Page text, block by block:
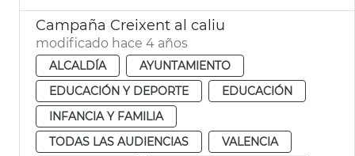
Campaña Creixent al caliu
modificado hace 4 años
ALCALDÍA
AYUNTAMIENTO
EDUCACIÓN Y DEPORTE
EDUCACIÓN
INFANCIA Y FAMILIA
TODAS LAS AUDIENCIAS
VALENCIA